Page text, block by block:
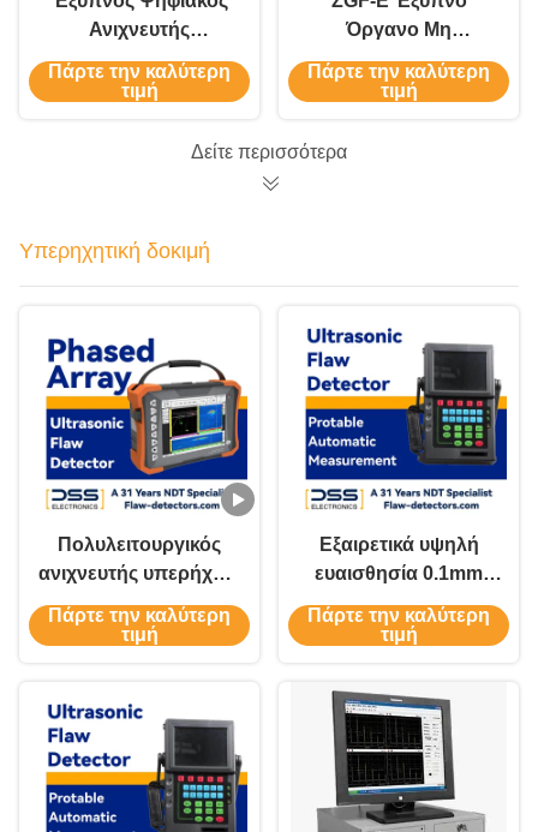
Ανιχνευτής
Ελαττωμάτων
Ρευμάτων Eddy FET-
Πάρτε την καλύτερη
τιμή
Όργανο Μη
Καταστροφικής
Διαλογής
Πάρτε την καλύτερη
τιμή
Δείτε περισσότερα
Υπερηχητική δοκιμή
Πολυλειτουργικός
ανιχνευτής υπερήχων
διατεταγμένης
διάταξης
Πάρτε την καλύτερη
τιμή
Εξαιρετικά υψηλή
ευαισθησία 0.1mm
υπερηχητικός
ανιχνευτής ρωγμών
χρήση
Πάρτε την καλύτερη
τιμή